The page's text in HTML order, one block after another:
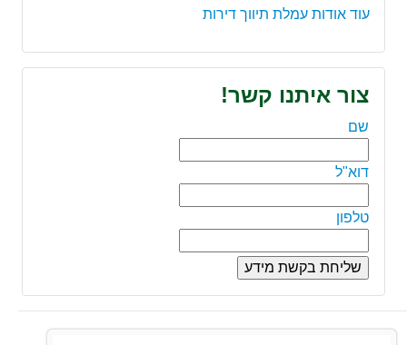
עוד אודות עמלת תיווך דירות
צור איתנו קשר!
שם
דוא"ל
טלפון